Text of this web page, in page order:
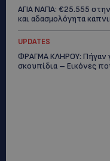
ΑΓΙΑ ΝΑΠΑ: €25.555
και αδασμολόγητα
UPDATES
ΦΡΑΓΜΑ ΚΛΗΡΟΥ: Πήγαν
σκουπίδια – Εικόνες